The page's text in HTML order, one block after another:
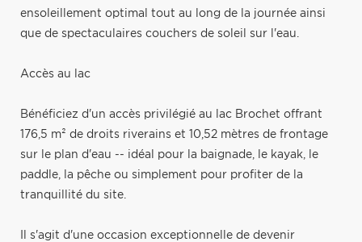
ensoleillement optimal tout au long de la journée ainsi
que de spectaculaires couchers de soleil sur l'eau.
Accès au lac
Bénéficiez d'un accès privilégié au lac Brochet offrant
176,5 m² de droits riverains et 10,52 mètres de frontage
sur le plan d'eau -- idéal pour la baignade, le kayak, le
paddle, la pêche ou simplement pour profiter de la
tranquillité du site.
Il s'agit d'une occasion exceptionnelle de devenir